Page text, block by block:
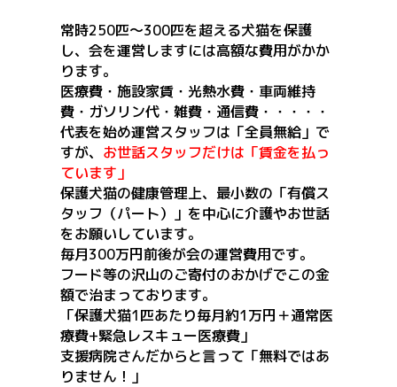
常時250匹～300匹を超える犬猫を保護
し、会を運営しますには高額な費用がかか
ります。
医療費・施設家賃・光熱水費・車両維持
費・ガソリン代・雑費・通信費・・・・・
代表を始め運営スタッフは「全員無給」で
すが、 お世話スタッフだけは「賃金を払っ
ています」
保護犬猫の健康管理上、最小数の「有償ス
タッフ（パート）」を中心に介護やお世話
をお願いしています。
毎月300万円前後が会の運営費用です。
フード等の沢山のご寄付のおかげでこの金
額で治まっております。
「保護犬猫1匹あたり毎月約1万円＋通常医
療費+緊急レスキュー医療費」
支援病院さんだからと言って「無料ではあ
りません！」